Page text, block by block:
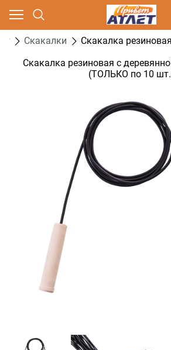
Скакалки
Скакалка
Скакалка резиновая с
(ТОЛЬКО по 10
Ваш город - Москва,
угадали?
ДА НЕТ